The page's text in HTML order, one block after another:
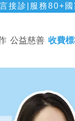
接診|服務80+
公益慈善 收費